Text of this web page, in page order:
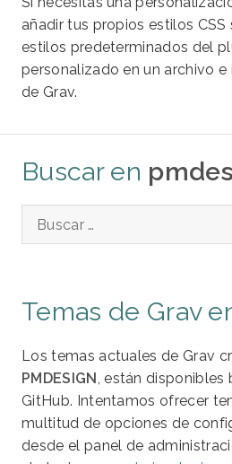
añadir tus propios estilos
estilos predeterminados del
personalizado en un archivo
de Grav.
Buscar en
Temas de Grav
Los temas actuales de Grav
PMDESIGN, están disponibles
GitHub. Intentamos ofrecer
multitud de opciones de
desde el panel de